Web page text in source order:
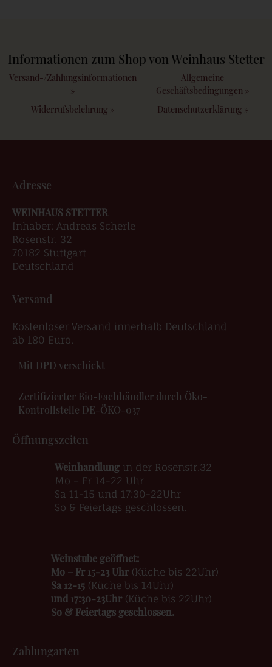
Informationen zum Shop von Weinhaus Stetter
Versand-/Zahlungsinformationen
»
Allgemeine
Geschäftsbedingungen »
Widerrufsbelehrung » Datenschutzerklärung »
Adresse
WEINHAUS STETTER
Inhaber: Andreas Scherle
Rosenstr. 32
70182 Stuttgart
Deutschland
Versand
Kostenloser Versand innerhalb Deutschland
ab 180 Euro.
Mit DPD verschickt
Zertifizierter Bio-Fachhändler durch Öko-
Kontrollstelle DE-ÖKO-037
Öffnungszeiten
Weinhandlungin der Rosenstr.32
Mo – Fr 14-22 Uhr
Sa 11-15 und 17:30-22Uhr
So & Feiertags geschlossen.
Weinstube geöffnet:
Mo – Fr 15-23 Uhr(Küche bis 22Uhr)
Sa 12-15(Küche bis 14Uhr)
und 17:30-23Uhr(Küche bis 22Uhr)
So & Feiertags geschlossen.
Zahlungarten